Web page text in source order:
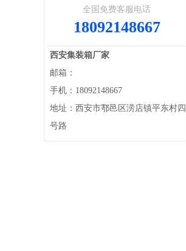
全国免费客服电话
18092148667
西安集装箱厂家
邮箱：
手机：18092148667
地址：西安市鄠邑区涝店镇平东村四
号路